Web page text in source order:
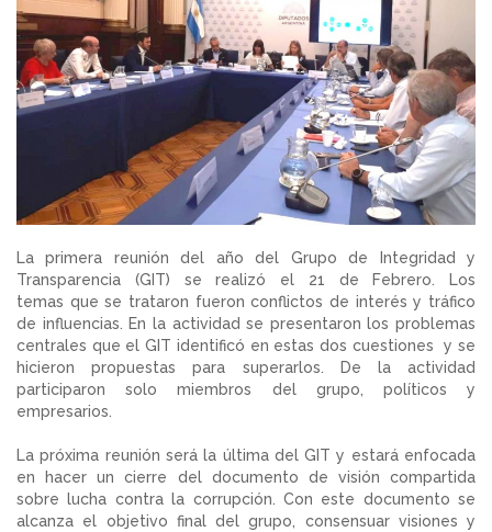
La primera reunión del año del Grupo de Integridad y
Transparencia (GIT) se realizó el 21 de Febrero. Los
temas que se trataron fueron conflictos de interés y tráfico
de influencias. En la actividad se presentaron los problemas
centrales que el GIT identificó en estas dos cuestiones y se
hicieron propuestas para superarlos. De la actividad
participaron solo miembros del grupo, políticos y
empresarios.
La próxima reunión será la última del GIT y estará enfocada
en hacer un cierre del documento de visión compartida
sobre lucha contra la corrupción. Con este documento se
alcanza el objetivo final del grupo, consensuar visiones y